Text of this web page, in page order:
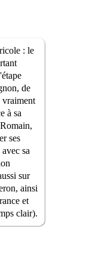
: le
de
à sa
ses
sa
sur
ainsi
et
clair).